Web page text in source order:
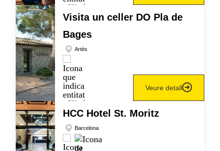
Visita un celler DO Pla de
Bages
Artés
Veure detall
HCC Hotel St. Moritz
Barcelona